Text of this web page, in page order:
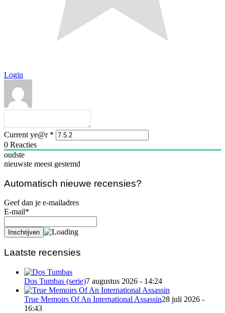
Login
Current ye@r *
0 Reacties
oudste
nieuwste meest gestemd
Automatisch nieuwe recensies?
Geef dan je e-mailadres
E-mail*
Laatste recensies
Dos Tumbas (serie)7 augustus 2026 - 14:24
True Memoirs Of An International Assassin28 juli 2026 -
16:43